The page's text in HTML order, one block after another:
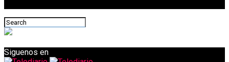
Siguenos en